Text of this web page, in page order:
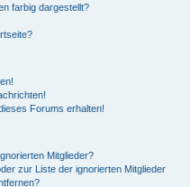
farbig dargestellt?
Forums erhalten!
Mitglieder?
zur Liste der ignorierten Mitglieder